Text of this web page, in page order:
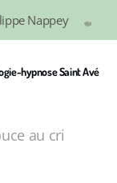
Nappey
hypnose Saint Avé
au cri